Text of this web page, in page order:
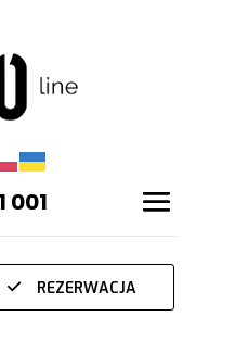
001
REZERWACJA